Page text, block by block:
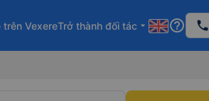
trên VexereTrở thành đối tác arrow_drop_down help_outline phone